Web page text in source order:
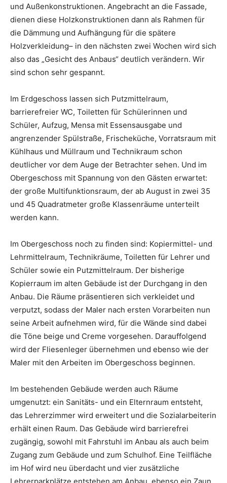
und Außenkonstruktionen. Angebracht an die Fassade,
dienen diese Holzkonstruktionen dann als Rahmen für
die Dämmung und Aufhängung für die spätere
Holzverkleidung– in den nächsten zwei Wochen wird sich
also das „Gesicht des Anbaus“ deutlich verändern. Wir
sind schon sehr gespannt.
Im Erdgeschoss lassen sich Putzmittelraum,
barrierefreier WC, Toiletten für Schülerinnen und
Schüler, Aufzug, Mensa mit Essensausgabe und
angrenzender Spülstraße, Frischeküche, Vorratsraum mit
Kühlhaus und Müllraum und Technikraum schon
deutlicher vor dem Auge der Betrachter sehen. Und im
Obergeschoss mit Spannung von den Gästen erwartet:
der große Multifunktionsraum, der ab August in zwei 35
und 45 Quadratmeter große Klassenräume unterteilt
werden kann.
Im Obergeschoss noch zu finden sind: Kopiermittel- und
Lehrmittelraum, Technikräume, Toiletten für Lehrer und
Schüler sowie ein Putzmittelraum. Der bisherige
Kopierraum im alten Gebäude ist der Durchgang in den
Anbau. Die Räume präsentieren sich verkleidet und
verputzt, sodass der Maler nach ersten Vorarbeiten nun
seine Arbeit aufnehmen wird, für die Wände sind dabei
die Töne beige und Creme vorgesehen. Darauffolgend
wird der Fliesenleger übernehmen und ebenso wie der
Maler mit den Arbeiten im Obergeschoss beginnen.
Im bestehenden Gebäude werden auch Räume
umgenutzt: ein Sanitäts- und ein Elternraum entsteht,
das Lehrerzimmer wird erweitert und die Sozialarbeiterin
erhält einen Raum. Das Gebäude wird barrierefrei
zugängig, sowohl mit Fahrstuhl im Anbau als auch beim
Zugang zum Gebäude und zum Schulhof. Eine Teilfläche
im Hof wird neu überdacht und vier zusätzliche